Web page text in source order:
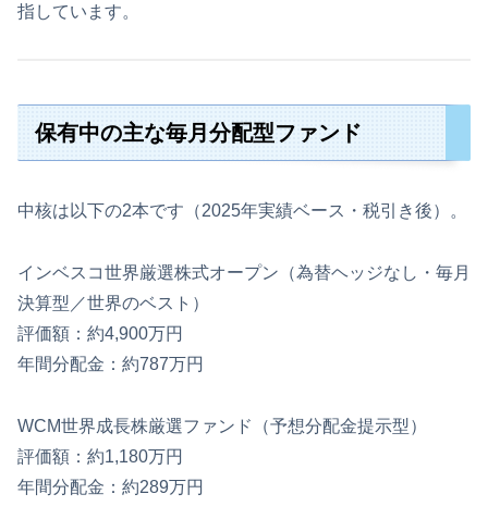
指しています。
保有中の主な毎月分配型ファンド
中核は以下の2本です（2025年実績ベース・税引き後）。
インベスコ世界厳選株式オープン（為替ヘッジなし・毎月
決算型／世界のベスト）
評価額：約4,900万円
年間分配金：約787万円
WCM世界成長株厳選ファンド（予想分配金提示型）
評価額：約1,180万円
年間分配金：約289万円